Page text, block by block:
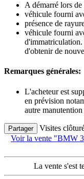
A démarré lors
véhicule fourni
présence de
véhicule fourni
d'immatriculation.
d'obtenir de
Remarques générales:
L'acheteur est
en prévision
autre
Partager Visites
Voir la vente "BMW
La vente s'est